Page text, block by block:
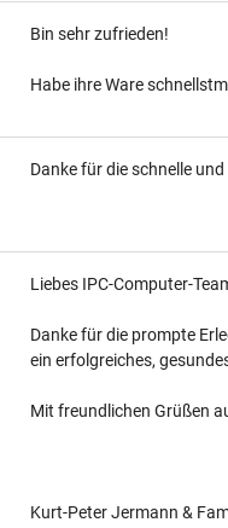
Bin sehr zufrieden!
Habe ihre Ware
Danke für die schnelle
Liebes IPC-Computer-
Danke für die prompte
ein erfolgreiches,
Mit freundlichen Grüßen
Kurt-Peter Jermann &